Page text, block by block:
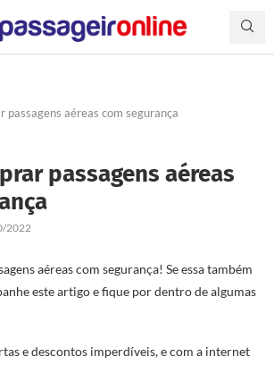
passagens aéreas com segurança
passagens aéreas
2022
aéreas com segurança! Se essa também
este artigo e fique por dentro de algumas
e descontos imperdíveis, e com a internet